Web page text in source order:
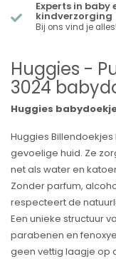
Experts in baby
kindverzorging
Bij ons vind je alles!
Huggies -
3024
Huggies
Huggies
gevoelige huid. Ze
net als water en
Zonder parfum,
respecteert de
Een unieke structuur
parabenen en
geen vettig laagje op